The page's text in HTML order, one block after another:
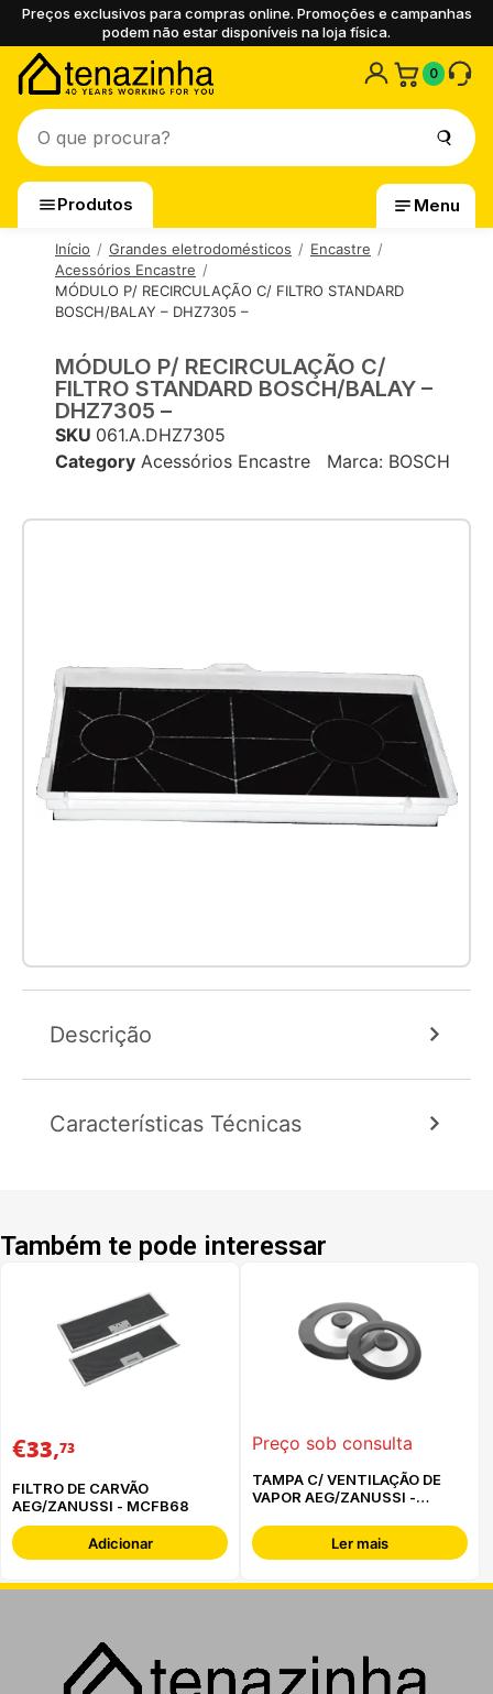
Preços exclusivos para compras online. Promoções e campanhas
podem não estar disponíveis na loja física.
0
Produtos Menu
Início Grandes eletrodomésticos
Encastre
Acessórios Encastre
MÓDULO P/ RECIRCULAÇÃO C/ FILTRO STANDARD
BOSCH/BALAY – DHZ7305 –
MÓDULO P/ RECIRCULAÇÃO C/
FILTRO STANDARD BOSCH/BALAY –
DHZ7305 –
SKU 061.A.DHZ7305
Category Acessórios Encastre Marca: BOSCH
Descrição
Características Técnicas
Também te pode interessar
€33,73
FILTRO DE CARVÃO
AEG/ZANUSSI - MCFB68
Adicionar
Preço sob consulta
TAMPA C/ VENTILAÇÃO DE
VAPOR AEG/ZANUSSI -
Ler mais